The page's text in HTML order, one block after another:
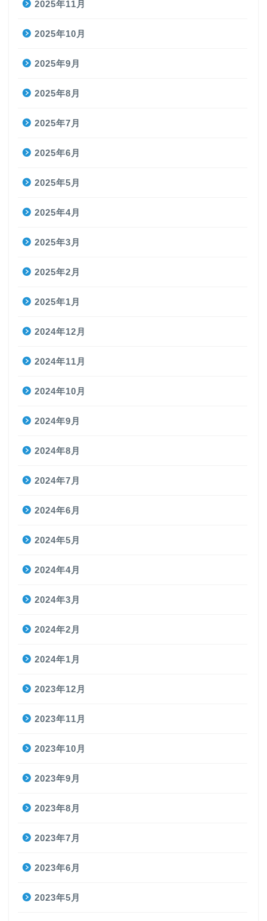
2025年11月
2025年10月
2025年9月
2025年8月
2025年7月
2025年6月
2025年5月
2025年4月
2025年3月
2025年2月
2025年1月
2024年12月
2024年11月
2024年10月
2024年9月
2024年8月
2024年7月
2024年6月
2024年5月
2024年4月
2024年3月
2024年2月
2024年1月
2023年12月
2023年11月
2023年10月
2023年9月
2023年8月
2023年7月
2023年6月
2023年5月